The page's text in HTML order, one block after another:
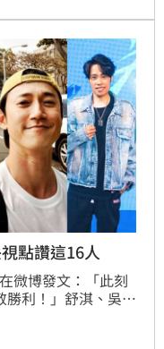
人看清民進黨害怕兩
反躬自省，台灣演
點讚這16人
微博發文：「此刻
利！」舒淇、吳慷
台灣藝人轉發後，